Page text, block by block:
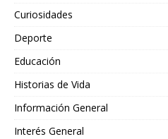
Curiosidades
Deporte
Educación
Historias de Vida
Información General
Interés General